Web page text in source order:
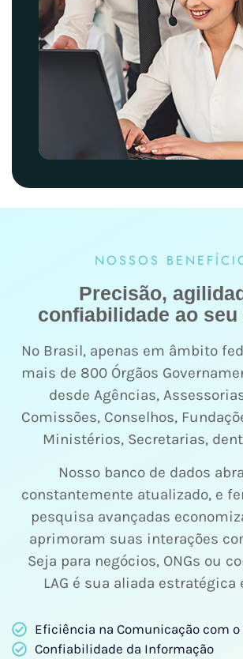
NOSSOS
Precisão,
confiabilidade ao seu
No Brasil, apenas em âmbito
mais de 800 Órgãos
desde Agências,
Comissões, Conselhos,
Ministérios, Secretarias,
Nosso banco de dados
constantemente atualizado, e
pesquisa avançadas
aprimoram suas interações
Seja para negócios, ONGs ou
LAG é sua aliada estratégica
Eficiência na Comunicação com o
Confiabilidade da Informação